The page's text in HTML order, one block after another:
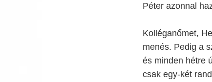
Péter azonnal
Kolléganőmet,
menés. Pedig a
és minden hétre
csak egy-két